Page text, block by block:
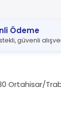
Ödeme
güvenli
Ortahisar/